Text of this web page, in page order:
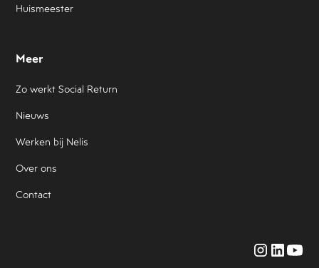
Huismeester
Meer
Zo werkt Social Return
Nieuws
Werken bij Nelis
Over ons
Contact